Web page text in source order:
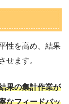
性を高め、結果
せます。
果の集計作業が
なフィードバッ